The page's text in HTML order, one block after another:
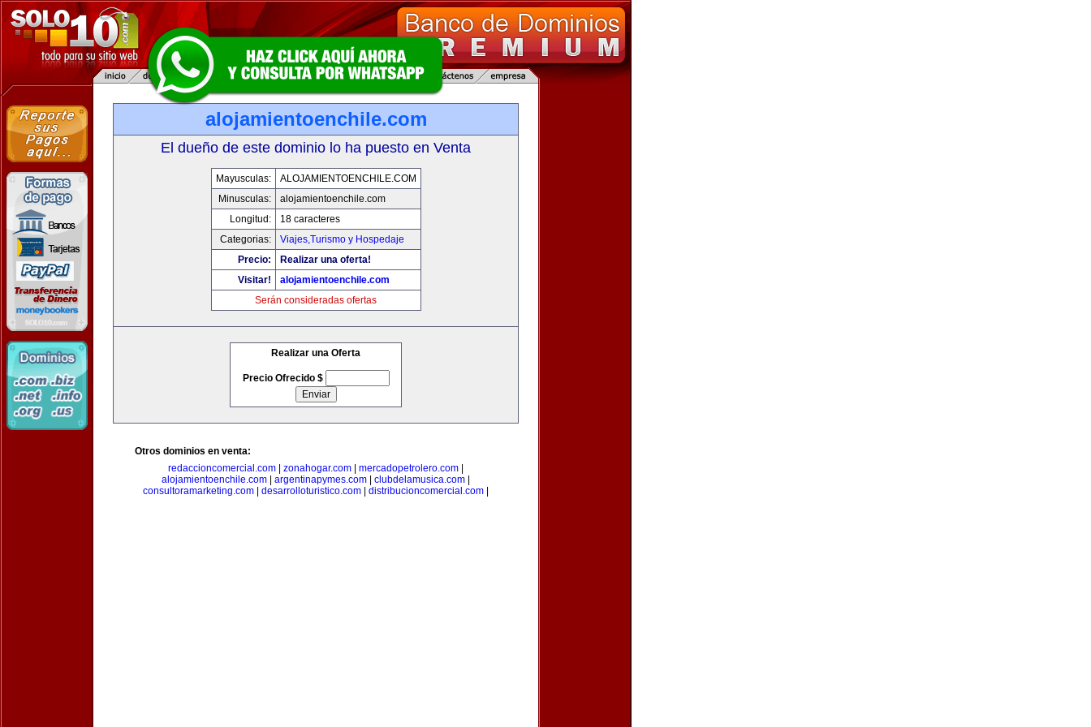
alojamientoenchile.com
El dueño de este dominio lo ha puesto en Venta
Mayusculas:
ALOJAMIENTOENCHILE.COM
Minusculas:
alojamientoenchile.com
Longitud:
18 caracteres
Categorias:
Viajes,Turismo y Hospedaje
Precio:
Realizar una oferta!
Visitar!
alojamientoenchile.com
Serán consideradas ofertas
Realizar una Oferta
Precio Ofrecido $
Otros dominios en venta:
redaccioncomercial.com
zonahogar.com mercadopetrolero.com
alojamientoenchile.com
argentinapymes.com clubdelamusica.com
consultoramarketing.com
desarrolloturistico.com distribucioncomercial.com